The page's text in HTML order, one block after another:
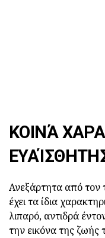
ΚΟΙΝΆ
Ανεξάρτητα από τον
έχει τα ίδια
λιπαρό, αντιδρά
την εικόνα της ζωής